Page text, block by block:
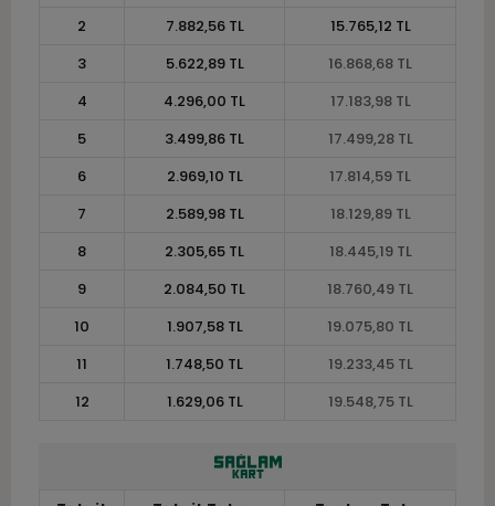
2
7.882,56 TL
15.765,12 TL
3
5.622,89 TL
16.868,68 TL
4
4.296,00 TL
17.183,98 TL
5
3.499,86 TL
17.499,28 TL
6
2.969,10 TL
17.814,59 TL
7
2.589,98 TL
18.129,89 TL
8
2.305,65 TL
18.445,19 TL
9
2.084,50 TL
18.760,49 TL
10
1.907,58 TL
19.075,80 TL
11
1.748,50 TL
19.233,45 TL
12
1.629,06 TL 19.548,75 TL